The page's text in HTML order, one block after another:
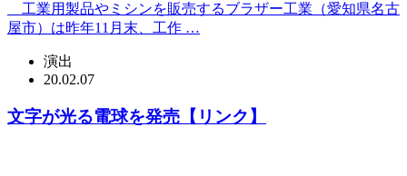
工業用製品やミシンを販売するブラザー工業（愛知県名古
屋市）は昨年11月末、工作 …
演出
20.02.07
文字が光る電球を発売【リンク】